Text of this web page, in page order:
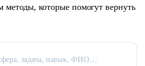
методы, которые помогут вернуть
задача, навык, ФИО…